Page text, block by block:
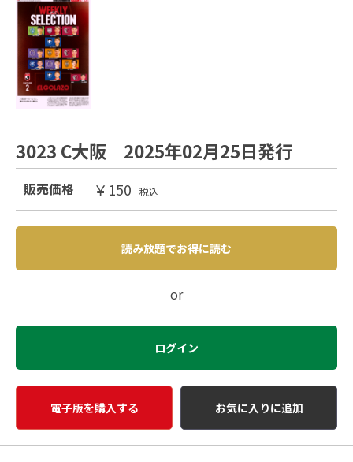
3023 C大阪 2025年02月25日発行
販売価格 ￥150 税込
読み放題でお得に読む
or
ログイン
電子版を購入する お気に入りに追加